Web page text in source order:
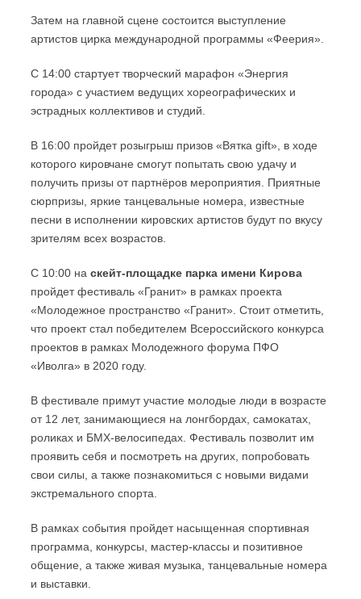
Затем на главной сцене состоится выступление
артистов цирка международной программы «Феерия».
С 14:00 стартует творческий марафон «Энергия
города» с участием ведущих хореографических и
эстрадных коллективов и студий.
В 16:00 пройдет розыгрыш призов «Вятка gift», в ходе
которого кировчане смогут попытать свою удачу и
получить призы от партнёров мероприятия. Приятные
сюрпризы, яркие танцевальные номера, известные
песни в исполнении кировских артистов будут по вкусу
зрителям всех возрастов.
С 10:00 на скейт-площадке парка имени Кирова
пройдет фестиваль «Гранит» в рамках проекта
«Молодежное пространство «Гранит». Стоит отметить,
что проект стал победителем Всероссийского конкурса
проектов в рамках Молодежного форума ПФО
«Иволга» в 2020 году.
В фестивале примут участие молодые люди в возрасте
от 12 лет, занимающиеся на лонгбордах, самокатах,
роликах и БМХ-велосипедах. Фестиваль позволит им
проявить себя и посмотреть на других, попробовать
свои силы, а также познакомиться с новыми видами
экстремального спорта.
В рамках события пройдет насыщенная спортивная
программа, конкурсы, мастер-классы и позитивное
общение, а также живая музыка, танцевальные номера
и выставки.